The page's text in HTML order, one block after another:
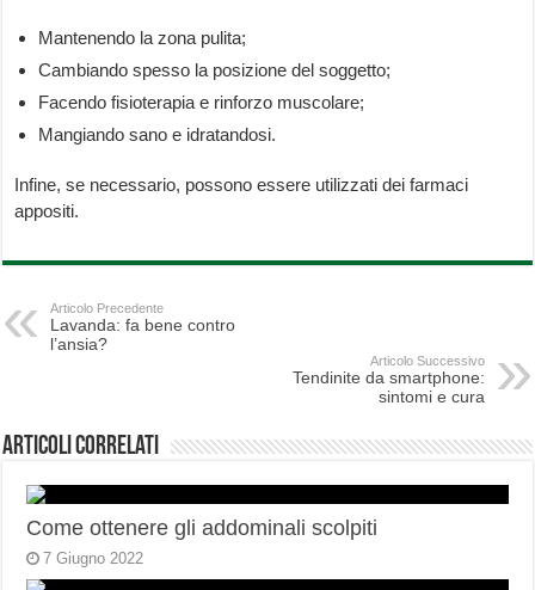
Mantenendo la zona pulita;
Cambiando spesso la posizione del soggetto;
Facendo fisioterapia e rinforzo muscolare;
Mangiando sano e idratandosi.
Infine, se necessario, possono essere utilizzati dei farmaci
appositi.
Articolo Precedente
Lavanda: fa bene contro
l’ansia?
Articolo Successivo
Tendinite da smartphone:
sintomi e cura
Articoli correlati
Come ottenere gli addominali scolpiti
7 Giugno 2022